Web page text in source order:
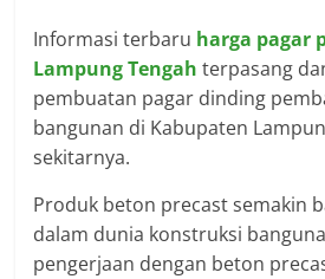
Informasi terbaru harga pagar
Lampung Tengah terpasang
pembuatan pagar dinding
bangunan di Kabupaten
sekitarnya.
Produk beton precast semakin
dalam dunia konstruksi
pengerjaan dengan beton